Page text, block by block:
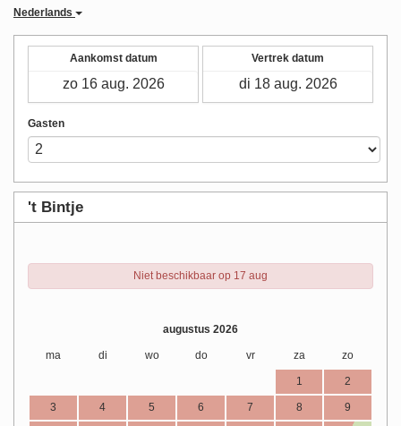
Nederlands
Aankomst datum Vertrek datum
Gasten
't Bintje
Niet beschikbaar op 17 aug
augustus 2026
ma di wo do vr za zo
1 2
3 4 5 6 7 8 9